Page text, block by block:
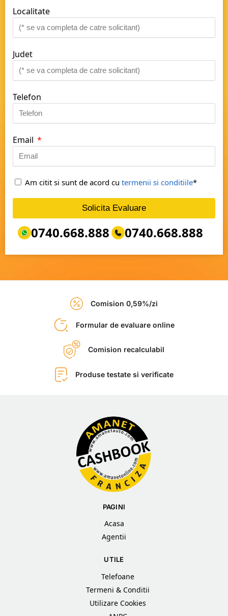
Localitate
Judet
Telefon
Email
Am citit si sunt de acord cu termenii si conditiile*
Solicita Evaluare
0740.668.888 0740.668.888
Comision 0,59%/zi
Formular de evaluare online
Comision recalculabil
Produse testate si verificate
PAGINI
Acasa
Agentii
UTILE
Telefoane
Termeni & Conditii
Utilizare Cookies